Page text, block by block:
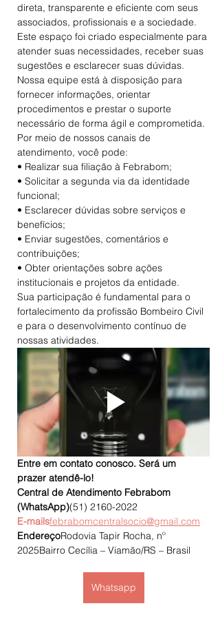
direta, transparente e eficiente com seus
associados, profissionais e a sociedade.
Este espaço foi criado especialmente para
atender suas necessidades, receber suas
sugestões e esclarecer suas dúvidas.
Nossa equipe está à disposição para
fornecer informações, orientar
procedimentos e prestar o suporte
necessário de forma ágil e comprometida.
Por meio de nossos canais de
atendimento, você pode:
• Realizar sua filiação à Febrabom;
• Solicitar a segunda via da identidade
funcional;
• Esclarecer dúvidas sobre serviços e
benefícios;
• Enviar sugestões, comentários e
contribuições;
• Obter orientações sobre ações
institucionais e projetos da entidade.
Sua participação é fundamental para o
fortalecimento da profissão Bombeiro Civil
e para o desenvolvimento contínuo de
nossas atividades.
Entre em contato conosco. Será um
prazer atendê-lo!
Central de Atendimento Febrabom
(WhatsApp)(51) 2160-2022
E-mailsfebrabomcentralsocio@gmail.com
EndereçoRodovia Tapir Rocha, nº
2025Bairro Cecília – Viamão/RS – Brasil
Whatsapp